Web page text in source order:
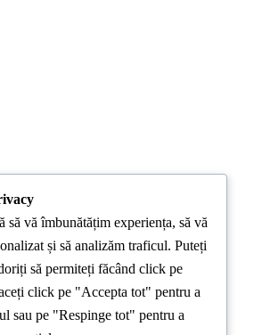
în Valea Lupului în
19, 2024
să vă îmbunătățim experiența, să vă
și să analizăm traficul. Puteți
să permiteți făcând click pe
click pe "Accepta tot" pentru a
sau pe "Respinge tot" pentru a